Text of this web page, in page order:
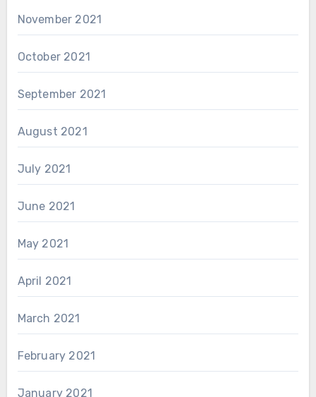
November 2021
October 2021
September 2021
August 2021
July 2021
June 2021
May 2021
April 2021
March 2021
February 2021
January 2021